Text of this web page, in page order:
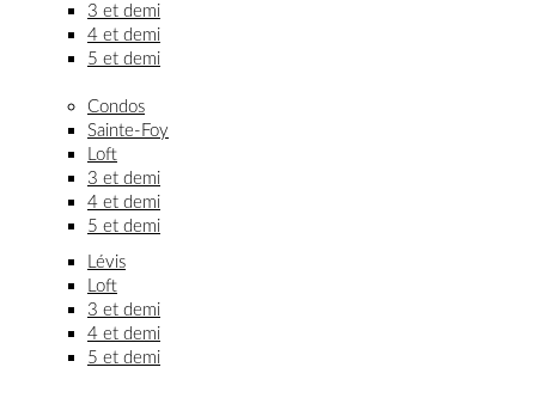
3 et demi
4 et demi
5 et demi
Condos
Sainte-Foy
Loft
3 et demi
4 et demi
5 et demi
Lévis
Loft
3 et demi
4 et demi
5 et demi